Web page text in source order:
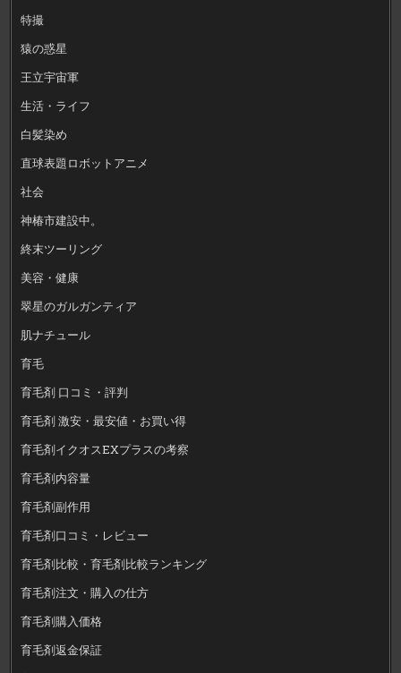
特撮
猿の惑星
王立宇宙軍
生活・ライフ
白髪染め
直球表題ロボットアニメ
社会
神椿市建設中。
終末ツーリング
美容・健康
翠星のガルガンティア
肌ナチュール
育毛
育毛剤 口コミ・評判
育毛剤 激安・最安値・お買い得
育毛剤イクオスEXプラスの考察
育毛剤内容量
育毛剤副作用
育毛剤口コミ・レビュー
育毛剤比較・育毛剤比較ランキング
育毛剤注文・購入の仕方
育毛剤購入価格
育毛剤返金保証